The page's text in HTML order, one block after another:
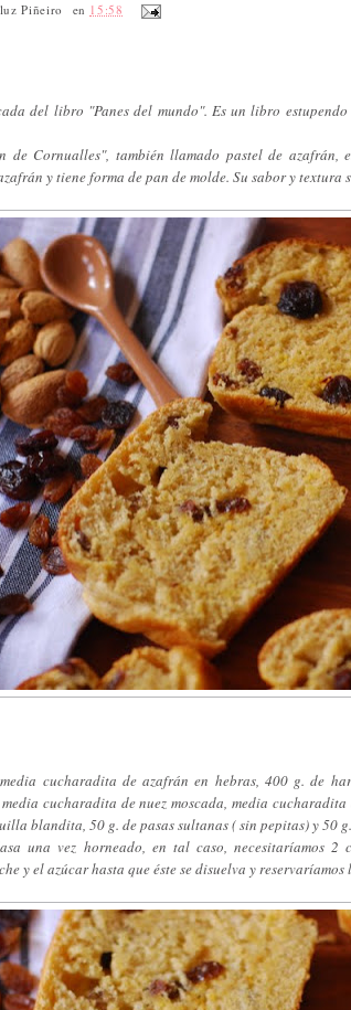
Piñeiro en 15:58
del libro "Panes del mundo". Es un libro
de Cornualles", también llamado pastel de azafrán,
y tiene forma de pan de molde. Su sabor y textura
cucharadita de azafrán en hebras, 400 g. de
cucharadita de nuez moscada, media
blandita, 50 g. de pasas sultanas ( sin pepitas) y 50
una vez horneado, en tal caso, necesitaríamos
y el azúcar hasta que éste se disuelva y